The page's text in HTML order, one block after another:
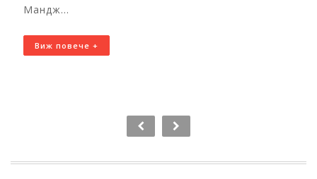
Мандж...
Виж повече +